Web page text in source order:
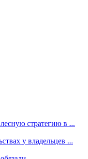
стратегию в ...
у владельцев ...